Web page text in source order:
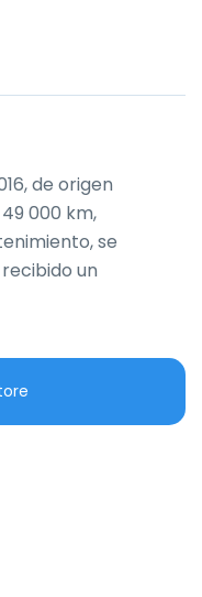
de origen
000 km,
se
un